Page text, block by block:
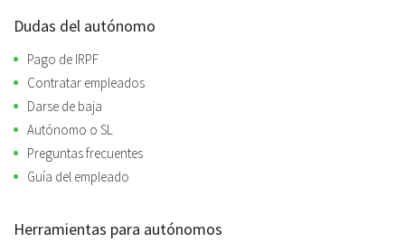
Dudas del autónomo
Pago de IRPF
Contratar empleados
Darse de baja
Autónomo o SL
Preguntas frecuentes
Guía del empleado
Herramientas para autónomos